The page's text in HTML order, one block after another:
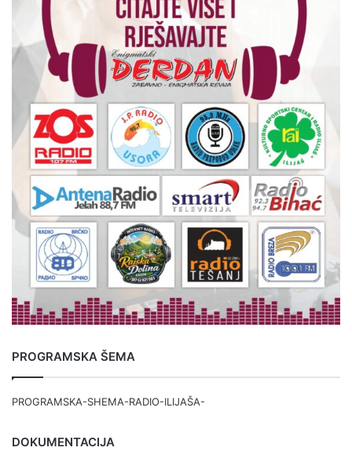
PROGRAMSKA ŠEMA
PROGRAMSKA-SHEMA-RADIO-ILIJAŠA-
DOKUMENTACIJA